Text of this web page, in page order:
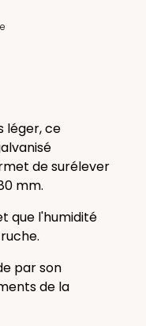
léger, ce
de surélever
mm.
que l'humidité
par son
de la